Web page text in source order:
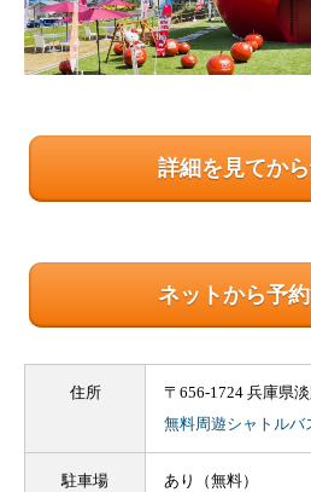
詳細を見てか
ネットから予
住所
〒656-1724 兵庫県
無料周遊シャトルバ
駐車場 あり（無料）